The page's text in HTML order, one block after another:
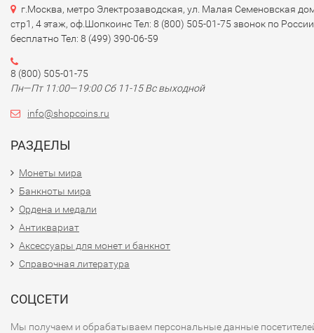
г.Москва, метро Электрозаводская, ул. Малая Семеновская
стр1, 4 этаж, оф.Шопкоинс Тел: 8 (800) 505-01-75 звонок по России
бесплатно Тел: 8 (499) 390-06-59
8 (800) 505-01-75
Пн—Пт 11:00—19:00 Сб 11-15 Вс выходной
info@shopcoins.ru
РАЗДЕЛЫ
Монеты мира
Банкноты мира
Ордена и медали
Антиквариат
Аксессуары для монет и банкнот
Справочная литература
СОЦСЕТИ
Мы получаем и обрабатываем персональные данные